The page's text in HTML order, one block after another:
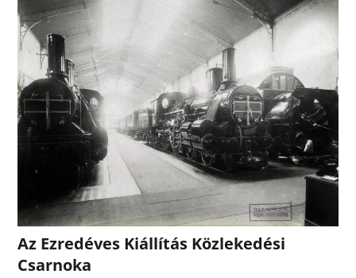
Az Ezredéves Kiállítás Közlekedési
Csarnoka